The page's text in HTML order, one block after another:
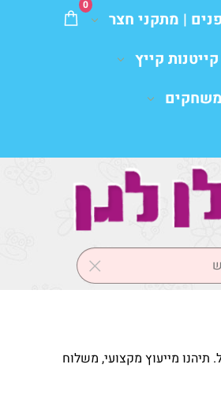
0
| מתקני חצר
קייטנות קייץ
משחקים
תיהנו מייעוץ מקצועי, משלוח